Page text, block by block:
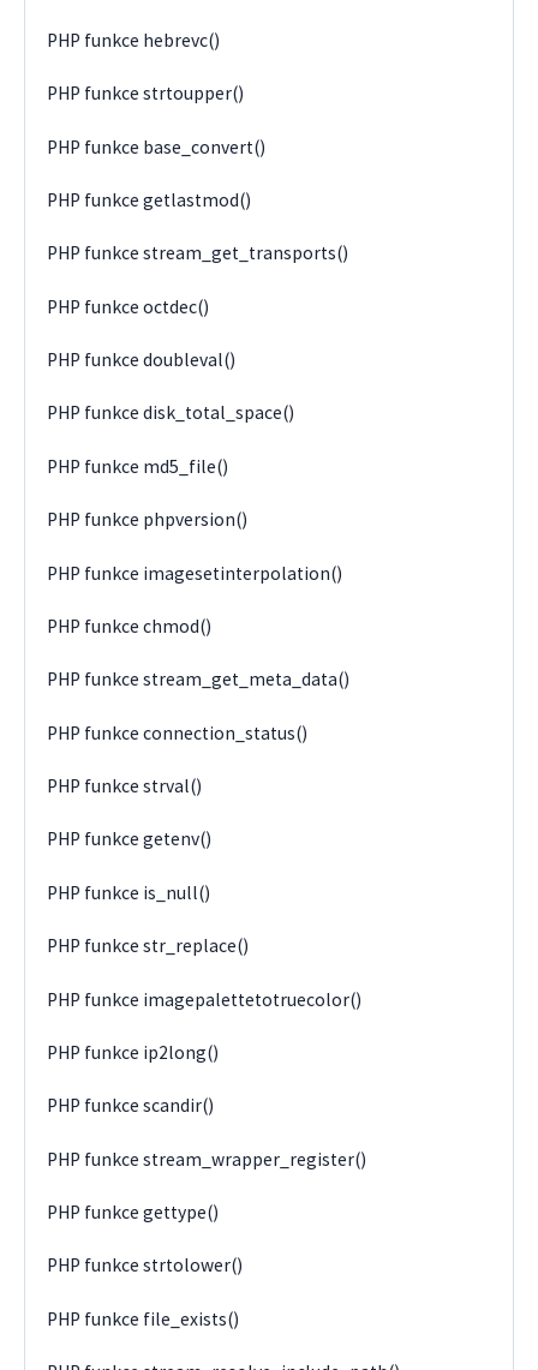
PHP funkce hebrevc()
PHP funkce strtoupper()
PHP funkce base_convert()
PHP funkce getlastmod()
PHP funkce stream_get_transports()
PHP funkce octdec()
PHP funkce doubleval()
PHP funkce disk_total_space()
PHP funkce md5_file()
PHP funkce phpversion()
PHP funkce imagesetinterpolation()
PHP funkce chmod()
PHP funkce stream_get_meta_data()
PHP funkce connection_status()
PHP funkce strval()
PHP funkce getenv()
PHP funkce is_null()
PHP funkce str_replace()
PHP funkce imagepalettetotruecolor()
PHP funkce ip2long()
PHP funkce scandir()
PHP funkce stream_wrapper_register()
PHP funkce gettype()
PHP funkce strtolower()
PHP funkce file_exists()